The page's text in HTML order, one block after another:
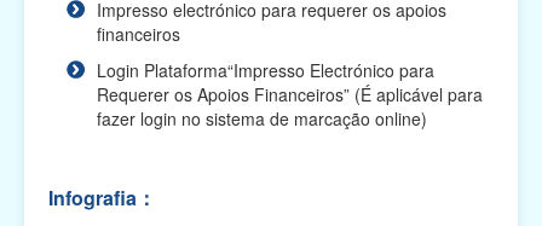
Plano de Apoio Financeiro para Despesas de
Funcionamento de Associações, 2026 (O prazo de
apresentaç...
Plano de Apoio Financeiro para Projectos
Impresso electrónico para requerer os apoios
financeiros
Login Plataforma“Impresso Electrónico para
Requerer os Apoios Financeiros” (É aplicável para
fazer login no sistema de marcação online)
Infografia：